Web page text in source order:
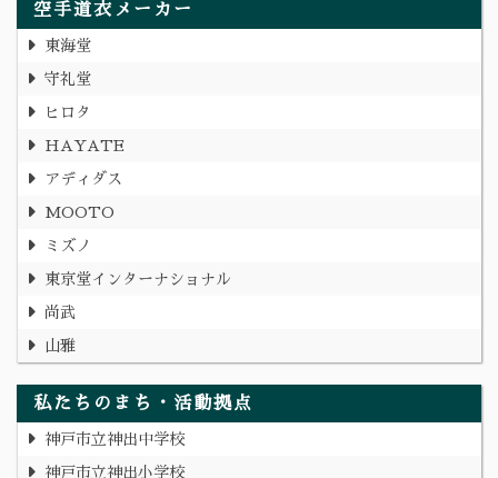
空手道衣メーカー
東海堂
守礼堂
ヒロタ
HAYATE
アディダス
MOOTO
ミズノ
東京堂インターナショナル
尚武
山雅
私たちのまち・活動拠点
神戸市立神出中学校
神戸市立神出小学校